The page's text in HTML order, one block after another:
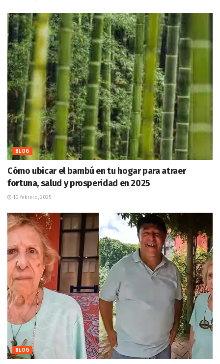
BLOG
Cómo ubicar el bambú en tu hogar para atraer
fortuna, salud y prosperidad en 2025
10 febrero, 2025
BLOG